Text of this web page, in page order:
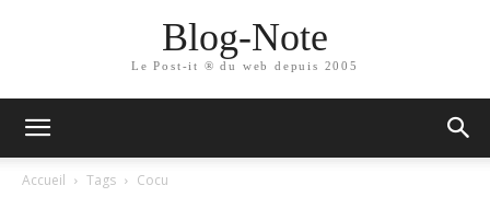
Blog-Note
Le Post-it ® du web depuis 2005
Accueil Tags Cocu